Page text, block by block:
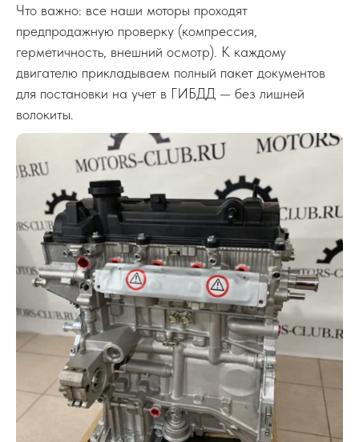
Что важно: все наши моторы проходят
предпродажную проверку (компрессия,
герметичность, внешний осмотр). К каждому
двигателю прикладываем полный пакет документов
для постановки на учет в ГИБДД — без лишней
волокиты.